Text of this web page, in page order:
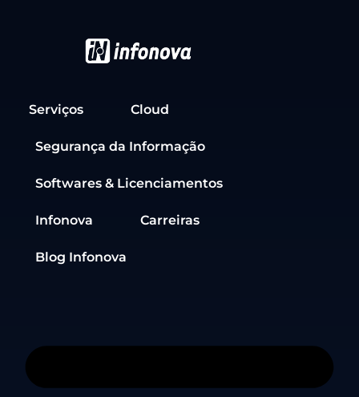
Serviços Cloud
Segurança da Informação
Softwares & Licenciamentos
Infonova Carreiras
Blog Infonova